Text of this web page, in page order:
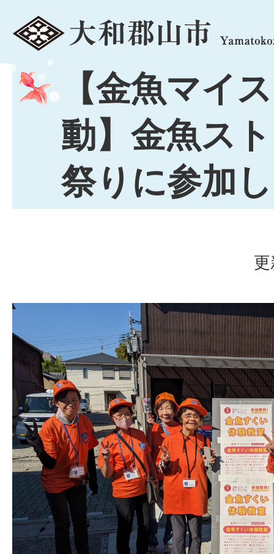
menu
【金魚マイ
動】金魚ス
祭りに参加